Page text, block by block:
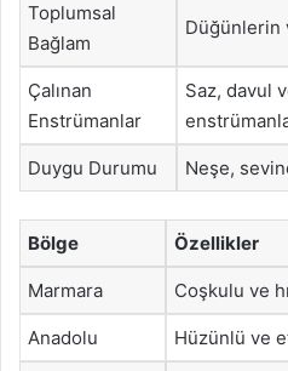
Toplumsal
Bağlam
Düğünlerin
Çalınan
Enstrümanlar
Saz, davul
Duygu Durumu Neşe,
Bölge Özellikler
Marmara Coşkulu ve
Anadolu Hüzünlü ve